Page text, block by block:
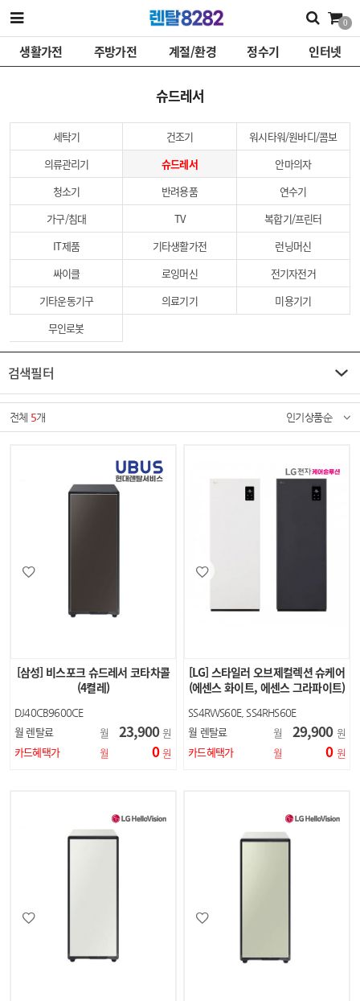
0
생활가전 주방가전 계절/환경 정수기 인터넷
슈드레서
세탁기 건조기
워시타워/원바디/콤보
의류관리기
슈드레서
안마의자
청소기
반려용품
연수기
가구/침대
TV
복합기/프린터
IT제품
기타생활가전
런닝머신
싸이클
로잉머신
전기자전거
기타운동기구
의료기기
미용기기
무인로봇
검색필터
전체 5개 인기상품순
[삼성] 비스포크 슈드레서 코타차콜
(4켤레)
DJ40CB9600CE
월 렌탈료 월 23,900 원
카드혜택가
월 0 원
[LG] 스타일러 오브제컬렉션 슈케어
(에센스 화이트, 에센스 그라파이트)
SS4RWS60E, SS4RHS60E
월 렌탈료 월 29,900 원
카드혜택가
월 0 원